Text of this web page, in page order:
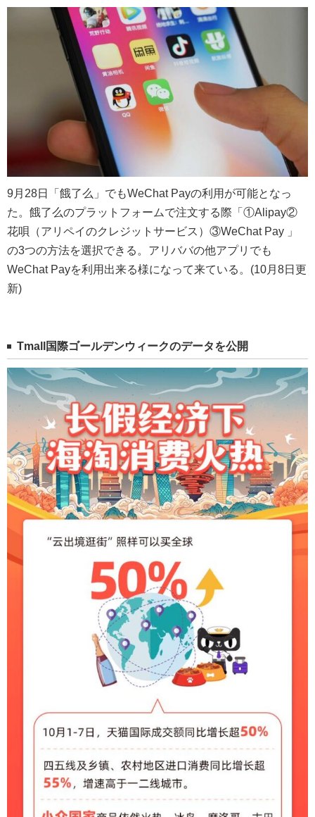
9月28日「餓了么」でもWeChat Payの利用が可能となっ
た。餓了么のプラットフォームで注文する際「①Alipay②
花唄（アリペイのクレジットサービス）③WeChat Pay 」
の3つの方法を選択できる。アリババの他アプリでも
WeChat Payを利用出来る様になって来ている。(10月8日更
新)
Tmall 国際ゴールデンウィークのデータを公開